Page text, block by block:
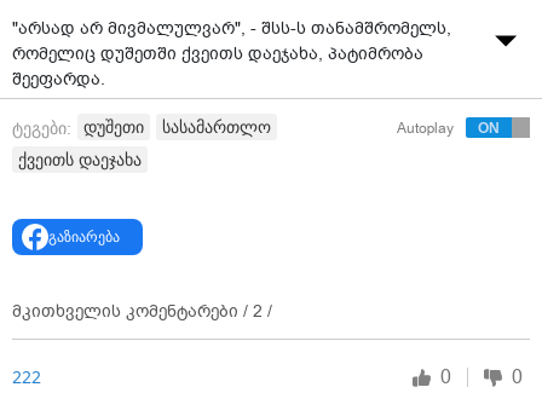
"არსად არ მივმალულვარ", - შსს-ს თანამშრომელს,
რომელიც დუშეთში ქვეითს დაეჯახა, პატიმრობა
შეეფარდა.
პროკურატურის ცნობით, შიდა ქართლისა და მცხეთა-
მთიანეთის საოლქო პროკურატურის საგამოძიებო
სამმართველოს მიერ ჩატარებული გამოძიების
დუშეთის შესასვლელთან შინაგან საქმეთა
სამინისტროს თანამშრომელმა თ.ბ.-მ, რომელიც მის
დაარღვია „საგზაო მოძრაობის შესახებ“
საქართველოს კანონის მოთხოვნები, ვერ
დაეჯახა ქვეითს, რომელიც შემთხვევის ადგილზე
ტეგები: დუშეთი
სასამართლო
ქვეითს დაეჯახა
Autoplay
გაზიარება
მკითხველის კომენტარები / 2 /
222 0 0